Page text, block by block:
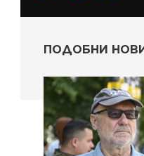
ПОДОБНИ